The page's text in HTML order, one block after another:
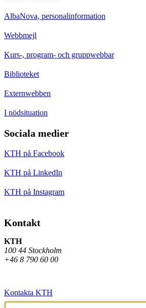
AlbaNova, personalinformation
Webbmejl
Kurs-, program- och gruppwebbar
Biblioteket
Externwebben
I nödsituation
Sociala medier
KTH på Facebook
KTH på LinkedIn
KTH på Instagram
Kontakt
KTH
100 44 Stockholm
+46 8 790 60 00
Kontakta KTH